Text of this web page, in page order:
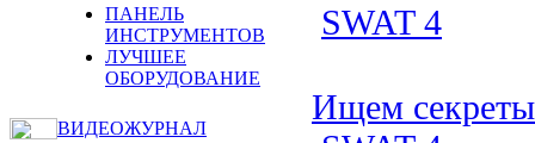
ПАНЕЛЬ
ИНСТРУМЕНТОВ
ЛУЧШЕЕ
ОБОРУДОВАНИЕ
ВИДЕОЖУРНАЛ
SWAT 4
Ищем секреты